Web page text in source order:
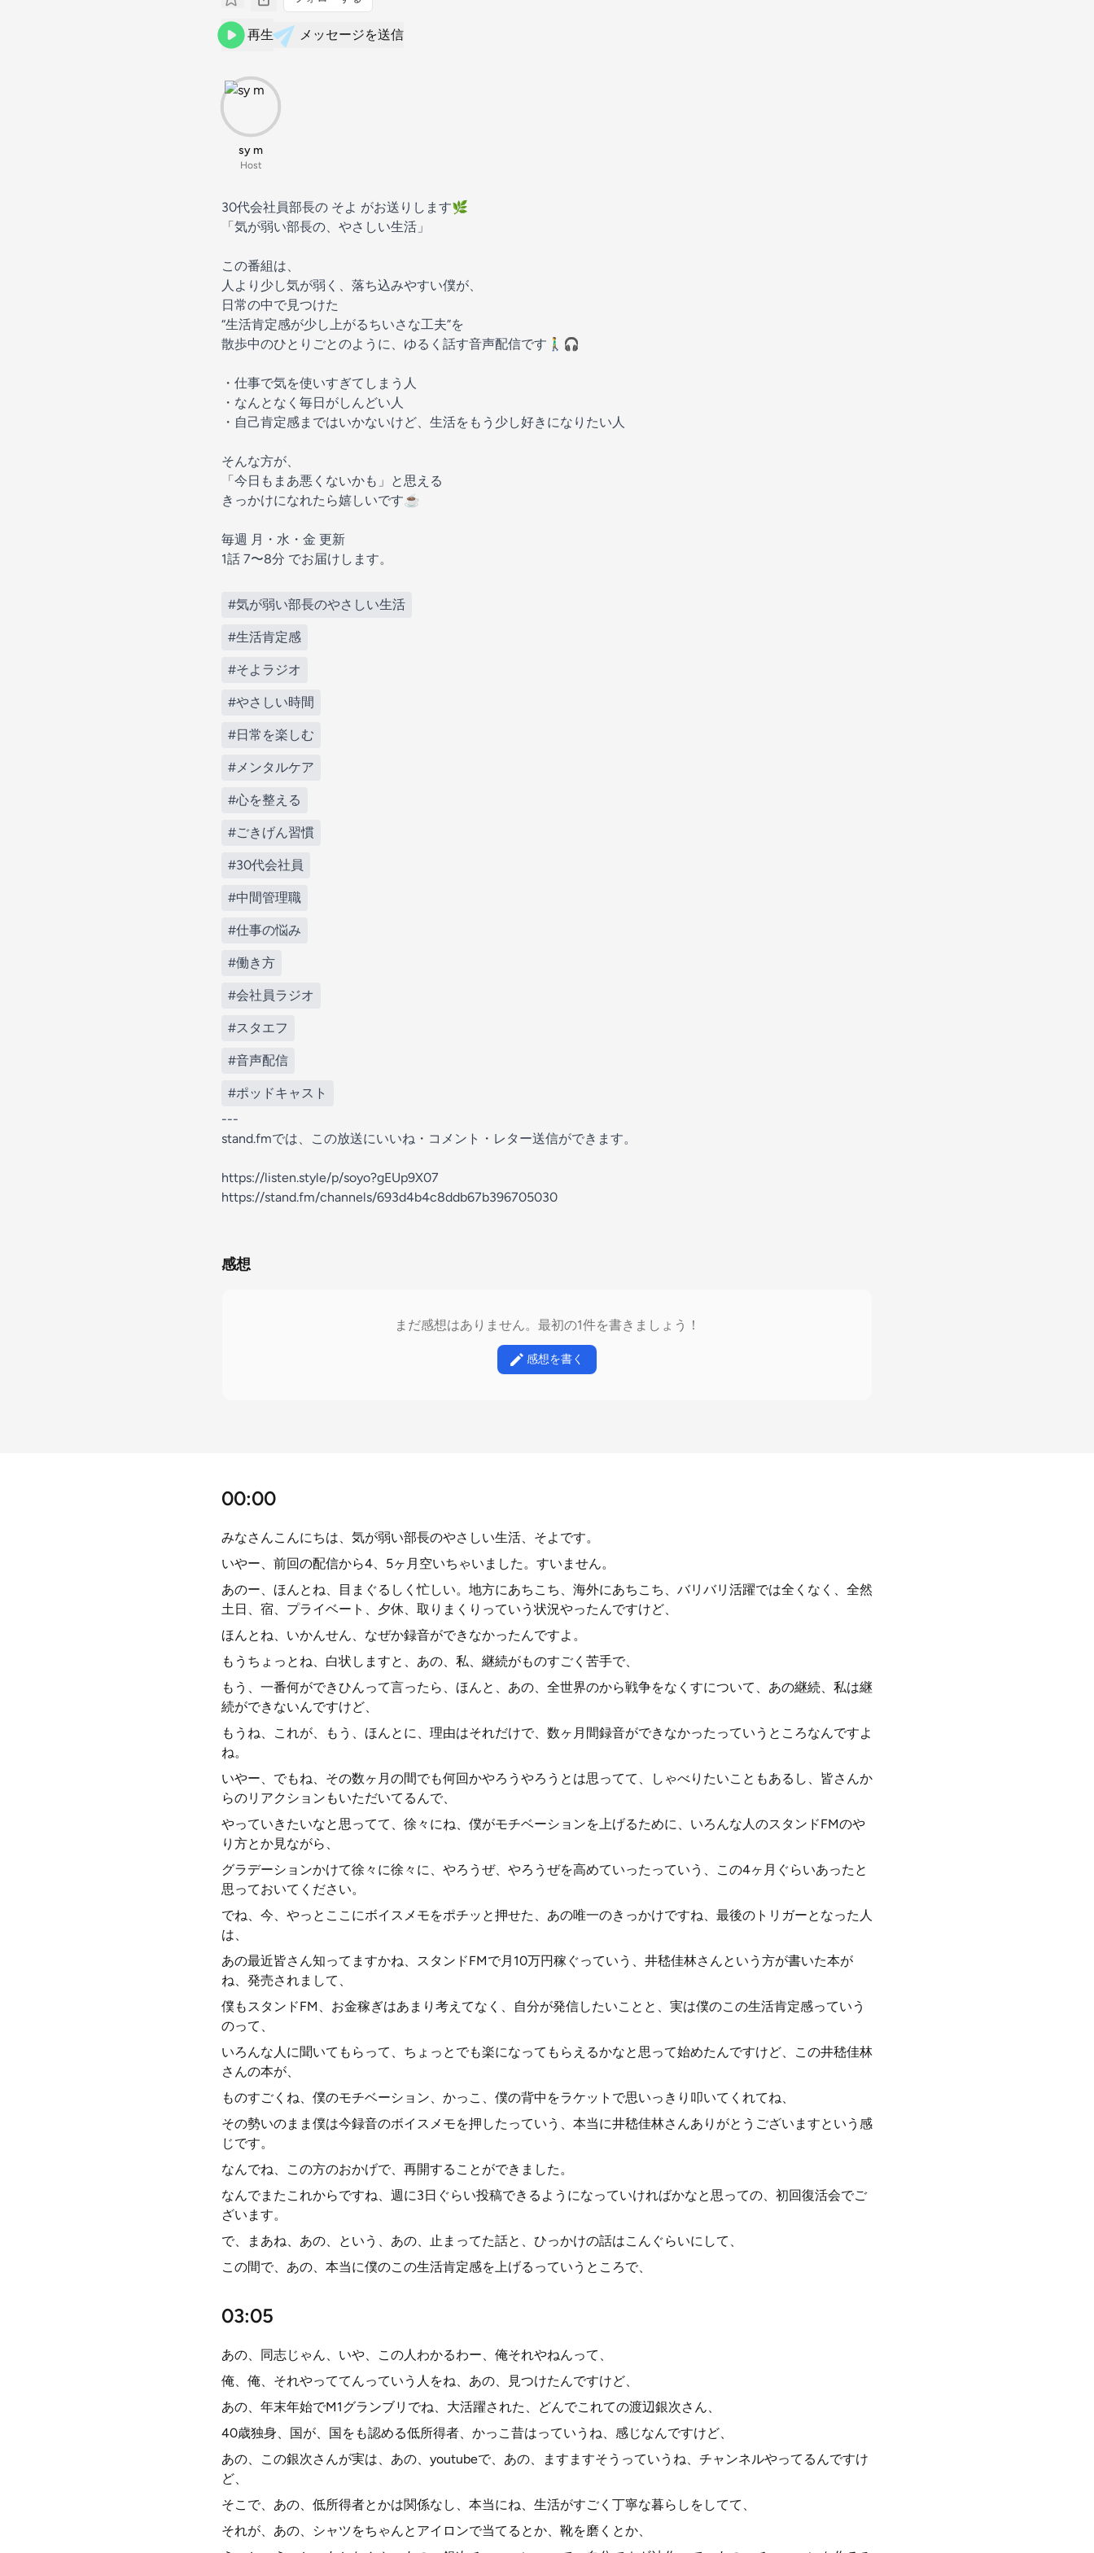
再生 メッセージを送信
sy m
Host
30代会社員部長の そよ がお送りします🌿
「気が弱い部長の、やさしい生活」
この番組は、
人より少し気が弱く、落ち込みやすい僕が、
日常の中で見つけた
“生活肯定感が少し上がるちいさな工夫”を
散歩中のひとりごとのように、ゆるく話す音声配信です🚶‍♂️🎧
・仕事で気を使いすぎてしまう人
・なんとなく毎日がしんどい人
・自己肯定感まではいかないけど、生活をもう少し好きになりたい人
そんな方が、
「今日もまあ悪くないかも」と思える
きっかけになれたら嬉しいです☕️
毎週 月・水・金 更新
1話 7〜8分 でお届けします。
#気が弱い部長のやさしい生活
#生活肯定感
#そよラジオ
#やさしい時間
#日常を楽しむ
#メンタルケア
#心を整える
#ごきげん習慣
#30代会社員
#中間管理職
#仕事の悩み
#働き方
#会社員ラジオ
#スタエフ
#音声配信
#ポッドキャスト
---
stand.fmでは、この放送にいいね・コメント・レター送信ができます。
https://listen.style/p/soyo?gEUp9X07
https://stand.fm/channels/693d4b4c8ddb67b396705030
感想
まだ感想はありません。最初の1件を書きましょう！
感想を書く
00:00
みなさんこんにちは、気が弱い部長のやさしい生活、そよです。
いやー、前回の配信から4、5ヶ月空いちゃいました。すいません。
あのー、ほんとね、目まぐるしく忙しい。地方にあちこち、海外にあちこち、バリバリ活躍では全くなく、全然
土日、宿、プライベート、夕休、取りまくりっていう状況やったんですけど、
ほんとね、いかんせん、なぜか録音ができなかったんですよ。
もうちょっとね、白状しますと、あの、私、継続がものすごく苦手で、
もう、一番何ができひんって言ったら、ほんと、あの、全世界のから戦争をなくすについて、あの継続、私は継
続ができないんですけど、
もうね、これが、もう、ほんとに、理由はそれだけで、数ヶ月間録音ができなかったっていうところなんですよ
ね。
いやー、でもね、その数ヶ月の間でも何回かやろうやろうとは思ってて、しゃべりたいこともあるし、皆さんか
らのリアクションもいただいてるんで、
やっていきたいなと思ってて、徐々にね、僕がモチベーションを上げるために、いろんな人のスタンドFMのや
り方とか見ながら、
グラデーションかけて徐々に徐々に、やろうぜ、やろうぜを高めていったっていう、この4ヶ月ぐらいあったと
思っておいてください。
でね、今、やっとここにボイスメモをポチッと押せた、あの唯一のきっかけですね、最後のトリガーとなった人
は、
あの最近皆さん知ってますかね、スタンドFMで月10万円稼ぐっていう、井嵇佳林さんという方が書いた本が
ね、発売されまして、
僕もスタンドFM、お金稼ぎはあまり考えてなく、自分が発信したいことと、実は僕のこの生活肯定感っていう
のって、
いろんな人に聞いてもらって、ちょっとでも楽になってもらえるかなと思って始めたんですけど、この井嵇佳林
さんの本が、
ものすごくね、僕のモチベーション、かっこ、僕の背中をラケットで思いっきり叩いてくれてね、
その勢いのまま僕は今録音のボイスメモを押したっていう、本当に井嵇佳林さんありがとうございますという感
じです。
なんでね、この方のおかげで、再開することができました。
なんでまたこれからですね、週に3日ぐらい投稿できるようになっていければかなと思っての、初回復活会でご
ざいます。
で、まあね、あの、という、あの、止まってた話と、ひっかけの話はこんぐらいにして、
この間で、あの、本当に僕のこの生活肯定感を上げるっていうところで、
03:05
あの、同志じゃん、いや、この人わかるわー、俺それやねんって、
俺、俺、それやっててんっていう人をね、あの、見つけたんですけど、
あの、年末年始でM1グランブリでね、大活躍された、どんでこれての渡辺銀次さん、
40歳独身、国が、国をも認める低所得者、かっこ昔はっていうね、感じなんですけど、
あの、この銀次さんが実は、あの、youtubeで、あの、ますますそうっていうね、チャンネルやってるんですけ
ど、
そこで、あの、低所得者とかは関係なし、本当にね、生活がすごく丁寧な暮らしをしてて、
それが、あの、シャツをちゃんとアイロンで当てるとか、靴を磨くとか、